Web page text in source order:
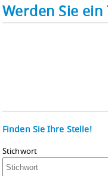
Werden Sie
Finden Sie Ihre Stelle!
Stichwort